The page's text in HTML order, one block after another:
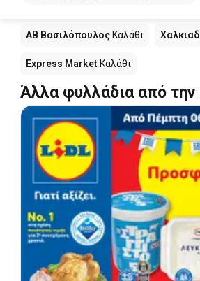
ΑΒ Βασιλόπουλος Καλάθι
Express Market Καλάθι
Άλλα φυλλάδια από την